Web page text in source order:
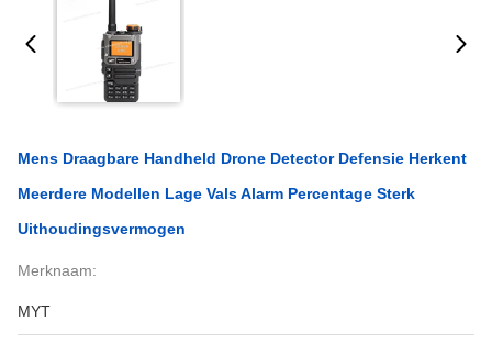
Mens Draagbare Handheld Drone Detector Defensie Herkent
Meerdere Modellen Lage Vals Alarm Percentage Sterk
Uithoudingsvermogen
Merknaam:
MYT